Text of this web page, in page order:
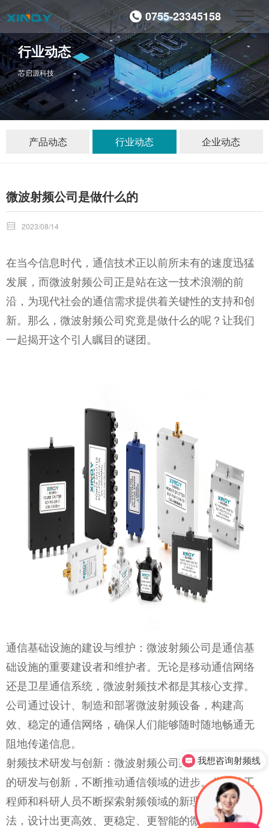
0755-23345158
行业动态
芯启源科技
产品动态 行业动态 企业动态
微波射频公司是做什么的
 2023/08/14
在当今信息时代，通信技术正以前所未有的速度迅猛
发展，而微波射频公司正是站在这一技术浪潮的前
沿，为现代社会的通信需求提供着关键性的支持和创
新。那么，微波射频公司究竟是做什么的呢？让我们
一起揭开这个引人瞩目的谜团。
通信基础设施的建设与维护：微波射频公司是通信基
础设施的重要建设者和维护者。无论是移动通信网络
还是卫星通信系统，微波射频技术都是其核心支撑。
公司通过设计、制造和部署微波射频设备，构建高
效、稳定的通信网络，确保人们能够随时随地畅通无
阻地传递信息。
射频技术研发与创新：微波射频公司致力于射频技术
的研发与创新，不断推动通信领域的进步。公司的工
程师和科研人员不断探索射频领域的新理论、新方
法，设计出更高效、更稳定、更智能的微波射频产
我想咨询射频线